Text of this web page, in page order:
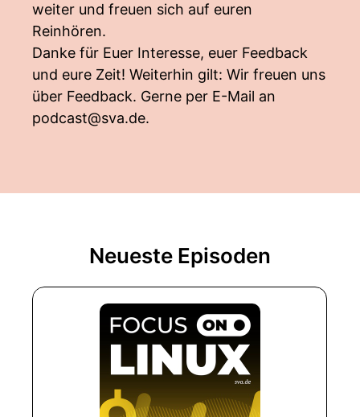
weiter und freuen sich auf euren
Reinhören.
Danke für Euer Interesse, euer Feedback
und eure Zeit! Weiterhin gilt: Wir freuen uns
über Feedback. Gerne per E-Mail an
podcast@sva.de.
Neueste Episoden